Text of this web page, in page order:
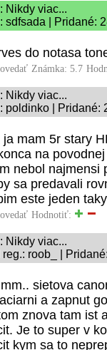
Nikdy viac...
sdfsada | Pridané:
do notasa
Známka: 5.7
Nikdy viac...
poldinko | Pridané:
ja mam 5r stary
na
nebol najmensi
sa predavali
este jeden taky
Hodnotiť:
Nikdy viac...
reg.: roob_ |
sietova
a zapnut
znova tam ist
Je to super v
kym sa to